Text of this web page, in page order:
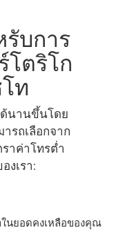
บการ
โตริโก
ท
ด้นานขึ้นโดย
รถเลือกจาก
าค่าโทรต่ำ
งเรา:
ในยอดคงเหลือของคุณ